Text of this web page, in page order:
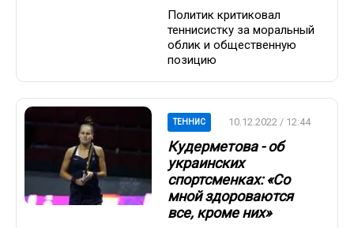
Политик критиковал
теннисистку за моральный
облик и общественную
позицию
ТЕННИС 10.12.2022 / 12:44
Кудерметова - об
украинских
спортсменках: «Со
мной здороваются
все, кроме них»